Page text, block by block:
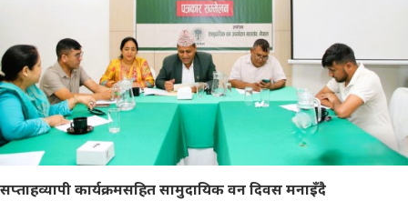
सप्ताहव्यापी कार्यक्रमसहित सामुदायिक वन दिवस मनाइँदै